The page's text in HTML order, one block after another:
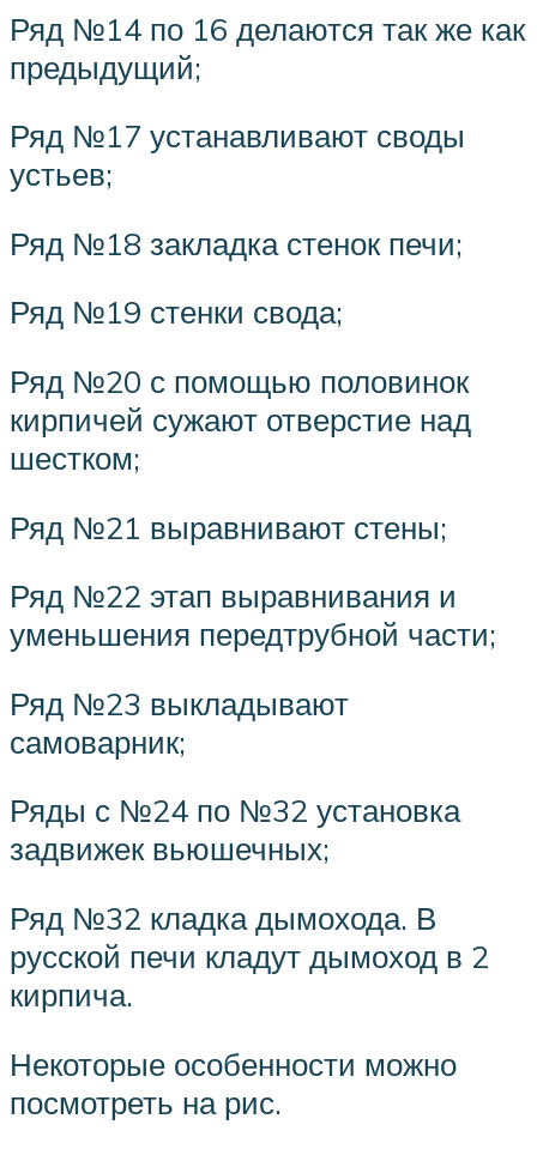
Ряд №14 по 16 делаются так же как
предыдущий;
Ряд №17 устанавливают своды
устьев;
Ряд №18 закладка стенок печи;
Ряд №19 стенки свода;
Ряд №20 с помощью половинок
кирпичей сужают отверстие над
шестком;
Ряд №21 выравнивают стены;
Ряд №22 этап выравнивания и
уменьшения передтрубной части;
Ряд №23 выкладывают
самоварник;
Ряды с №24 по №32 установка
задвижек вьюшечных;
Ряд №32 кладка дымохода. В
русской печи кладут дымоход в 2
кирпича.
Некоторые особенности можно
посмотреть на рис.